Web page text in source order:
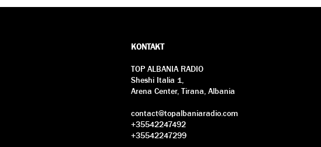
KONTAKT
TOP ALBANIA RADIO
Sheshi Italia 1,
Arena Center, Tirana, Albania
contact@topalbaniaradio.com
+35542247492
+35542247299